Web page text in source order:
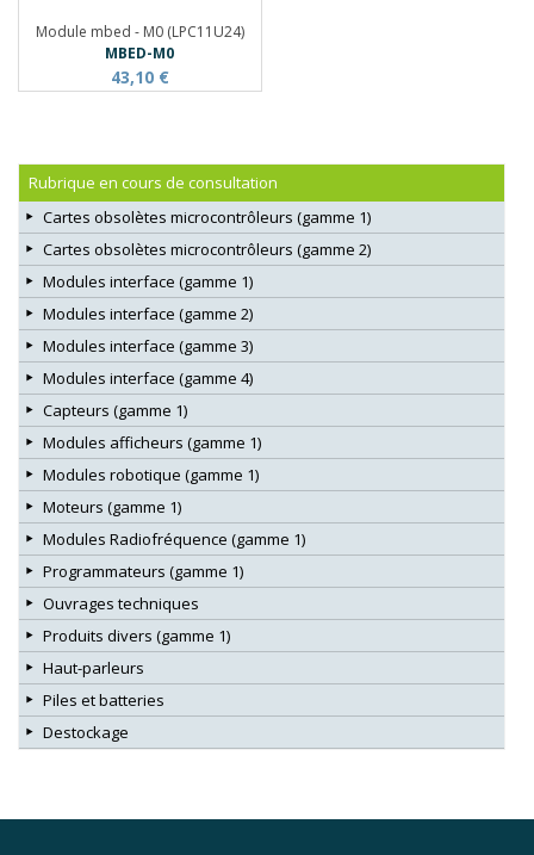
Module mbed - M0 (LPC11U24)
MBED-M0
43,10 €
Rubrique en cours de consultation
Cartes obsolètes microcontrôleurs (gamme 1)
Cartes obsolètes microcontrôleurs (gamme 2)
Modules interface (gamme 1)
Modules interface (gamme 2)
Modules interface (gamme 3)
Modules interface (gamme 4)
Capteurs (gamme 1)
Modules afficheurs (gamme 1)
Modules robotique (gamme 1)
Moteurs (gamme 1)
Modules Radiofréquence (gamme 1)
Programmateurs (gamme 1)
Ouvrages techniques
Produits divers (gamme 1)
Haut-parleurs
Piles et batteries
Destockage